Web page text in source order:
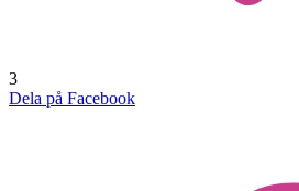
3
Dela på Facebook